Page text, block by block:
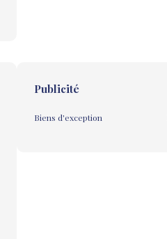
Publicité
Biens d'exception